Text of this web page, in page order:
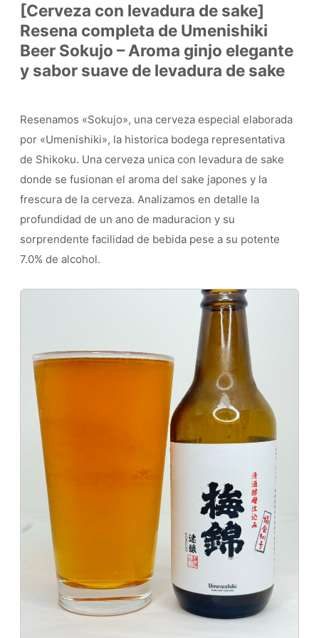
[Cerveza con levadura de sake]
Resena completa de Umenishiki
Beer Sokujo – Aroma ginjo elegante
y sabor suave de levadura de sake
Resenamos «Sokujo», una cerveza especial elaborada
por «Umenishiki», la historica bodega representativa
de Shikoku. Una cerveza unica con levadura de sake
donde se fusionan el aroma del sake japones y la
frescura de la cerveza. Analizamos en detalle la
profundidad de un ano de maduracion y su
sorprendente facilidad de bebida pese a su potente
7.0% de alcohol.